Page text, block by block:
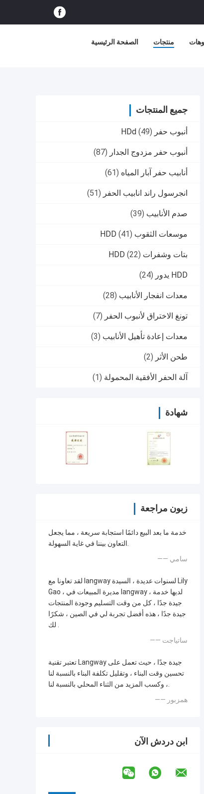
الصفحة الرئيسية منتجات
جميع المنتجات
أنبوب حفر HDd (49)
أنبوب حفر مزدوج الجدار (87)
أنابيب حفر آبار المياه (61)
انجرسول راند انابيب الحفر (51)
صدم الأنابيب (39)
موسعات الثقوب HDD (41)
بتات وشفرات HDD (22)
HDD يدور (24)
معدات انفجار الأنابيب (28)
تونغ الاختراق لأنبوب الحفر (7)
معدات إعادة تأهيل الأنابيب (3)
طحن الأثر (2)
آلة الحفر الأفقية المحمولة (1)
شهادة
زبون مراجعة
خدمة ما بعد البيع دائمًا استجابة سريعة ، مما يجعل
التعاون بيننا في غاية السهولة.
—— سامي
لقد تعاونا مع langway لسنوات عديدة ، السيدة Lily
Gao ، مديرة المبيعات في langway ، لديها خدمة
جيدة جدًا ، كل من وقت التسليم وجودة المنتجات
جيدة جدًا ، هذه أفضل تجربة لي في الصين ، شكرًا
لك .
—— ساتياجت
تعتبر تقنية Langway جيدة جدًا ، حيث تعمل على
تحسين وقت البناء ، وتقليل تكلفة البناء بالنسبة لنا
، وكسب المزيد من الثناء المحلي بالنسبة لنا.
—— همزبور
ابن دردش الآن